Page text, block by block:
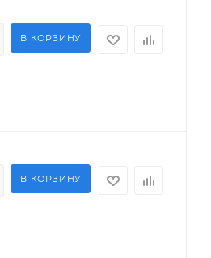
В КОРЗИНУ
В КОРЗИНУ